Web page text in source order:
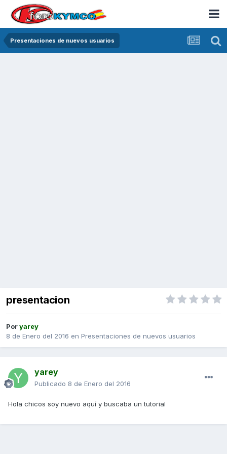
Presentaciones de nuevos usuarios
presentacion
Poryarey
8 de Enero del 2016 en Presentaciones de nuevos usuarios
yarey
Publicado 8 de Enero del 2016
Hola chicos soy nuevo aquí y buscaba un tutorial